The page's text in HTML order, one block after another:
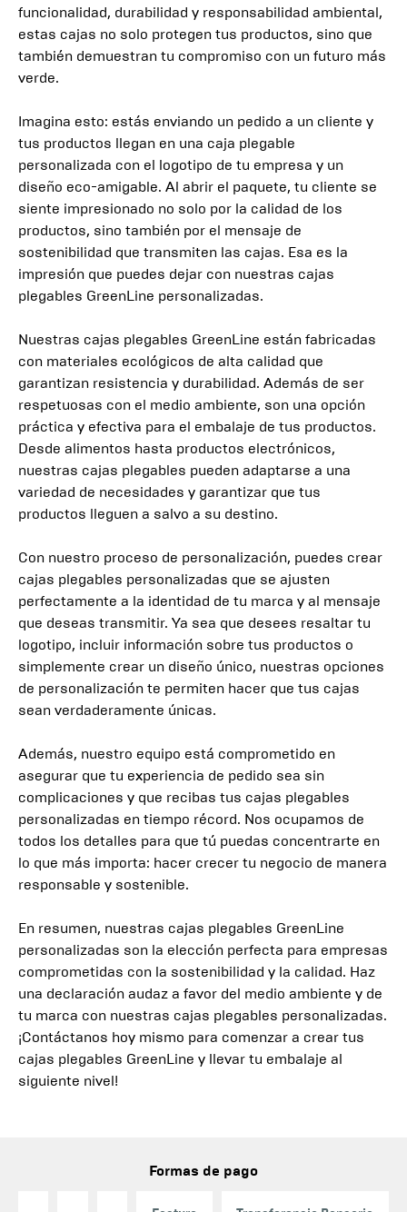
funcionalidad, durabilidad y responsabilidad ambiental,
estas cajas no solo protegen tus productos, sino que
también demuestran tu compromiso con un futuro más
verde.
Imagina esto: estás enviando un pedido a un cliente y
tus productos llegan en una caja plegable
personalizada con el logotipo de tu empresa y un
diseño eco-amigable. Al abrir el paquete, tu cliente se
siente impresionado no solo por la calidad de los
productos, sino también por el mensaje de
sostenibilidad que transmiten las cajas. Esa es la
impresión que puedes dejar con nuestras cajas
plegables GreenLine personalizadas.
Nuestras cajas plegables GreenLine están fabricadas
con materiales ecológicos de alta calidad que
garantizan resistencia y durabilidad. Además de ser
respetuosas con el medio ambiente, son una opción
práctica y efectiva para el embalaje de tus productos.
Desde alimentos hasta productos electrónicos,
nuestras cajas plegables pueden adaptarse a una
variedad de necesidades y garantizar que tus
productos lleguen a salvo a su destino.
Con nuestro proceso de personalización, puedes crear
cajas plegables personalizadas que se ajusten
perfectamente a la identidad de tu marca y al mensaje
que deseas transmitir. Ya sea que desees resaltar tu
logotipo, incluir información sobre tus productos o
simplemente crear un diseño único, nuestras opciones
de personalización te permiten hacer que tus cajas
sean verdaderamente únicas.
Además, nuestro equipo está comprometido en
asegurar que tu experiencia de pedido sea sin
complicaciones y que recibas tus cajas plegables
personalizadas en tiempo récord. Nos ocupamos de
todos los detalles para que tú puedas concentrarte en
lo que más importa: hacer crecer tu negocio de manera
responsable y sostenible.
En resumen, nuestras cajas plegables GreenLine
personalizadas son la elección perfecta para empresas
comprometidas con la sostenibilidad y la calidad. Haz
una declaración audaz a favor del medio ambiente y de
tu marca con nuestras cajas plegables personalizadas.
¡Contáctanos hoy mismo para comenzar a crear tus
cajas plegables GreenLine y llevar tu embalaje al
siguiente nivel!
Formas de pago